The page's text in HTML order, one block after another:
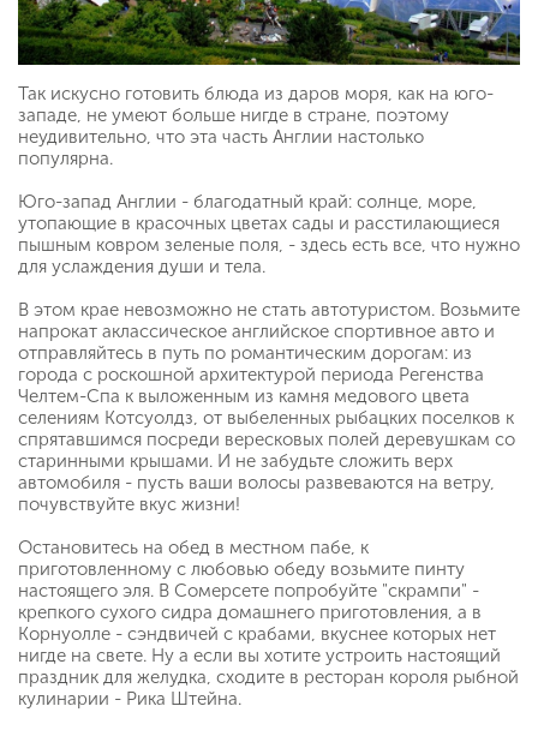
Так искусно готовить блюда из даров моря, как на юго-
западе, не умеют больше нигде в стране, поэтому
неудивительно, что эта часть Англии настолько
популярна.
Юго-запад Англии - благодатный край: солнце, море,
утопающие в красочных цветах сады и расстилающиеся
пышным ковром зеленые поля, - здесь есть все, что нужно
для услаждения души и тела.
В этом крае невозможно не стать автотуристом. Возьмите
напрокат аклассическое английское спортивное авто и
отправляйтесь в путь по романтическим дорогам: из
города с роскошной архитектурой периода Регенства
Челтем-Спа к выложенным из камня медового цвета
селениям Котсуолдз, от выбеленных рыбацких поселков к
спрятавшимся посреди вересковых полей деревушкам со
старинными крышами. И не забудьте сложить верх
автомобиля - пусть ваши волосы развеваются на ветру,
почувствуйте вкус жизни!
Остановитесь на обед в местном пабе, к
приготовленному с любовью обеду возьмите пинту
настоящего эля. В Сомерсете попробуйте "скрампи" -
крепкого сухого сидра домашнего приготовления, а в
Корнуолле - сэндвичей с крабами, вкуснее которых нет
нигде на свете. Ну а если вы хотите устроить настоящий
праздник для желудка, сходите в ресторан короля рыбной
кулинарии - Рика Штейна.